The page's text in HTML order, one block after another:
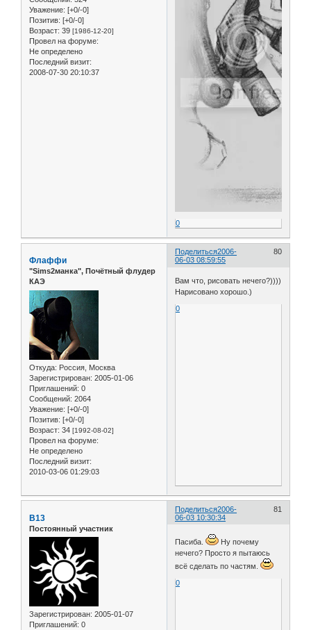
Уважение: [+0/-0]
Позитив: [+0/-0]
Возраст: 39 [1986-12-20]
Провел на форуме:
Не определено
Последний визит:
2008-07-30 20:10:37
0
Поделиться 80
2006-
06-03 08:59:55
Флаффи
"Sims2манка", Почётный флудер
КАЭ
Откуда: Россия, Москва
Зарегистрирован: 2005-01-06
Приглашений: 0
Сообщений: 2064
Уважение: [+0/-0]
Позитив: [+0/-0]
Возраст: 34 [1992-08-02]
Провел на форуме:
Не определено
Последний визит:
2010-03-06 01:29:03
Вам что, рисовать нечего?))))
Нарисовано хорошо.)
0
Поделиться 81
2006-
06-03 10:30:34
B13
Постоянный участник
Зарегистрирован: 2005-01-07
Приглашений: 0
Пасиба.
Ну почему
нечего? Просто я пытаюсь
всё сделать по частям.
0